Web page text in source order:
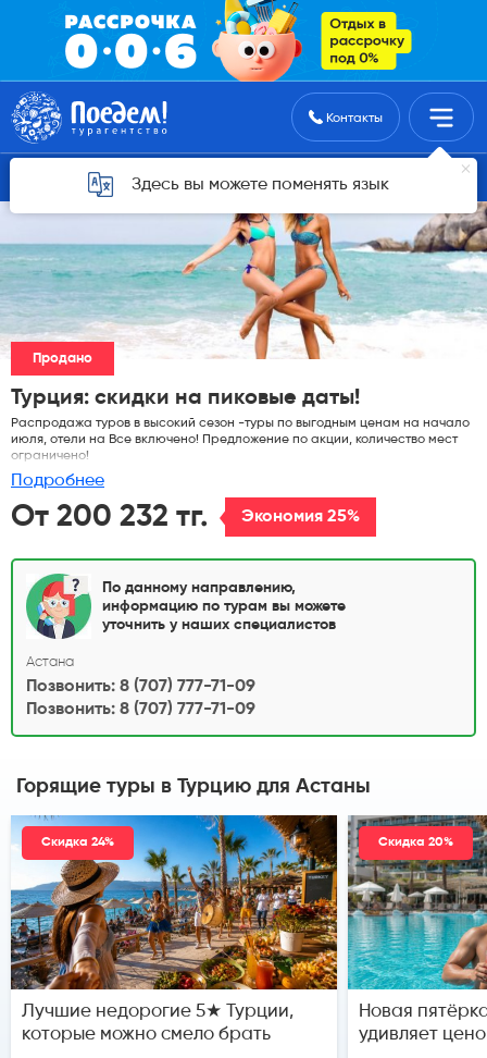
Поиск туровКонтакты
Здесь вы можете поменять язык
Горящие туры для Астаны
Продано
Турция: скидки на пиковые даты!
Распродажа туров в высокий сезон -туры по выгодным ценам на начало
июля, отели на Все включено! Предложение по акции, количество мест
ограничено!
Подробнее
От 200 232 тг. Экономия 25%
По данному направлению,
информацию по турам вы можете
уточнить у наших специалистов
Астана
Позвонить: 8 (707) 777-71-09
Позвонить: 8 (707) 777-71-09
Горящие туры в Турцию для Астаны
Скидка 24%
Лучшие недорогие 5★ Турции,
которые можно смело брать
Скидка 20%
Новая
удивляет